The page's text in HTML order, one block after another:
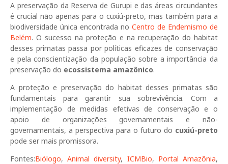
A preservação da Reserva de Gurupi e das áreas circundantes
é crucial não apenas para o cuxiú-preto, mas também para a
biodiversidade única encontrada no Centro de Endemismo de
Belém. O sucesso na proteção e na recuperação do habitat
desses primatas passa por políticas eficazes de conservação
e pela conscientização da população sobre a importância da
preservação do ecossistema amazônico.
A proteção e preservação do habitat desses primatas são
fundamentais para garantir sua sobrevivência. Com a
implementação de medidas efetivas de conservação e o
apoio de organizações governamentais e não-
governamentais, a perspectiva para o futuro do cuxiú-preto
pode ser mais promissora.
Fontes:Biólogo,Animal diversity, ICMBio, Portal Amazônia,